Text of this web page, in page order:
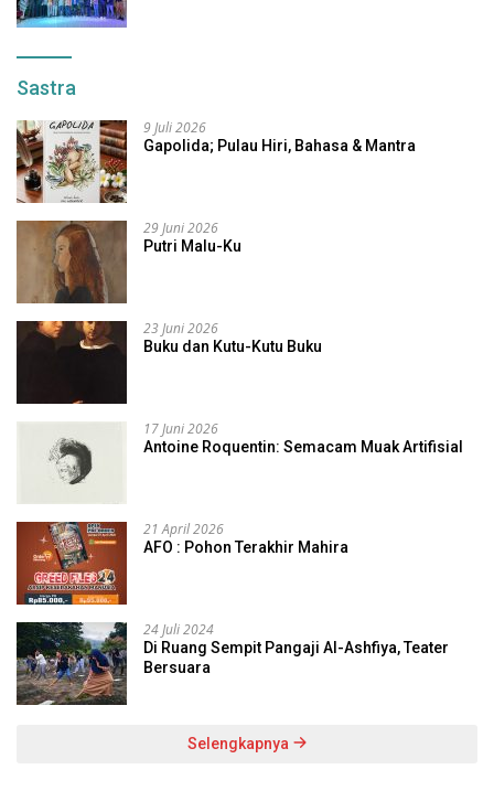
Sastra
9 Juli 2026
Gapolida; Pulau Hiri, Bahasa & Mantra
29 Juni 2026
Putri Malu-Ku
23 Juni 2026
Buku dan Kutu-Kutu Buku
17 Juni 2026
Antoine Roquentin: Semacam Muak Artifisial
21 April 2026
AFO : Pohon Terakhir Mahira
24 Juli 2024
Di Ruang Sempit Pangaji Al-Ashfiya, Teater
Bersuara
Selengkapnya